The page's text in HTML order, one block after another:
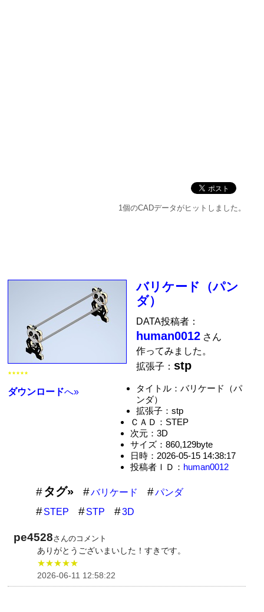
1個のCADデータがヒットしました。
★★★★★
ダウンロードへ»
バリケード（パン
ダ）
DATA投稿者：
human0012 さん
作ってみました。
拡張子：stp
タイトル：バリケード（パ
ンダ）
拡張子：stp
ＣＡＤ：STEP
次元：3D
サイズ：860,129byte
日時：2026-05-15 14:38:17
投稿者ＩＤ： human0012
タグ» バリケード
パンダ
STEP
STP 3D
pe4528さんのコメント
ありがとうございまいした！すきです。
★★★★★
2026-06-11 12:58:22